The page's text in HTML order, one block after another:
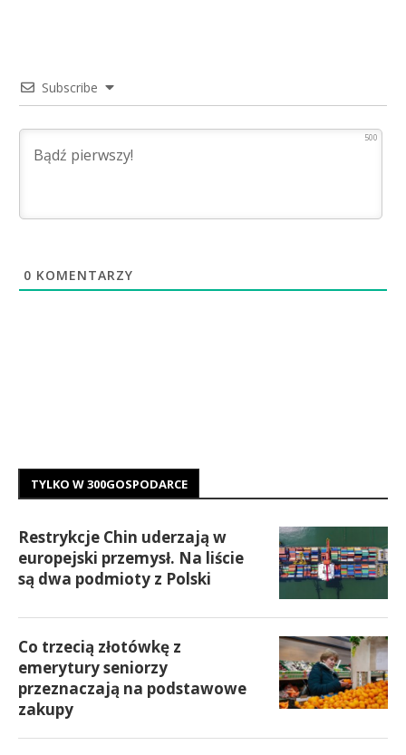
Subscribe
500
0 KOMENTARZY
TYLKO W 300GOSPODARCE
Restrykcje Chin uderzają w
europejski przemysł. Na liście
są dwa podmioty z Polski
Co trzecią złotówkę z
emerytury seniorzy
przeznaczają na podstawowe
zakupy